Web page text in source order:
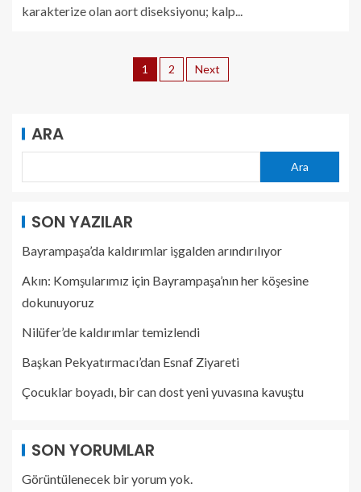
karakterize olan aort diseksiyonu; kalp...
1 2 Next
ARA
Ara
SON YAZILAR
Bayrampaşa’da kaldırımlar işgalden arındırılıyor
Akın: Komşularımız için Bayrampaşa’nın her köşesine
dokunuyoruz
Nilüfer’de kaldırımlar temizlendi
Başkan Pekyatırmacı’dan Esnaf Ziyareti
Çocuklar boyadı, bir can dost yeni yuvasına kavuştu
SON YORUMLAR
Görüntülenecek bir yorum yok.